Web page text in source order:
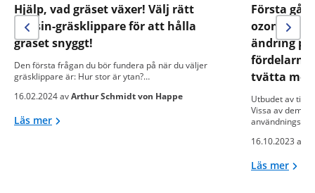
Hjälp, vad gräset växer! Välj rätt
bensin-gräsklippare för att hålla
gräset snyggt!
Den första frågan du bör fundera på när du väljer
gräsklippare är: Hur stor är ytan?…
16.02.2024 avArthur Schmidt von Happe
Läs mer
Första
ändring
fördelarna
tvätta
Utbudet av
Vissa av dem
16.10.2023 av
Läs mer